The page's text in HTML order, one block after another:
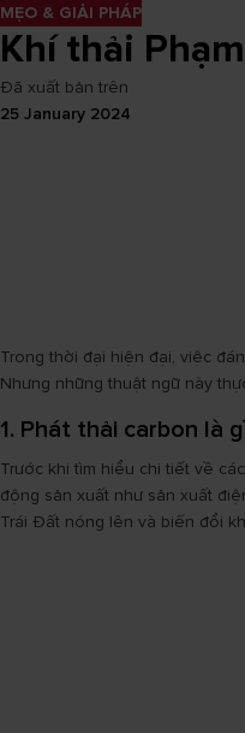
MẸO & GIẢI PHÁP
Khí thải
Đã xuất bản trên
25 January 2024
Trong thời đại hiện đại, việc
Nhưng những thuật ngữ này
1. Phát thải carbon là
Trước khi tìm hiểu chi tiết về
động sản xuất như sản xuất
Trái Đất nóng lên và biến đổi